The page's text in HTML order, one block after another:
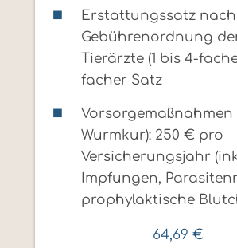
Erstattungssatz nach
Gebührenordnung
Tierärzte (1 bis 4-
facher Satz
Vorsorgemaßnahmen
Wurmkur): 250 € pro
Versicherungsjahr
Impfungen,
prophylaktische
64,69 €